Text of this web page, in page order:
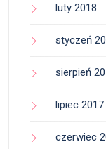
luty 2018
styczeń
sierpień
lipiec 2017
czerwiec